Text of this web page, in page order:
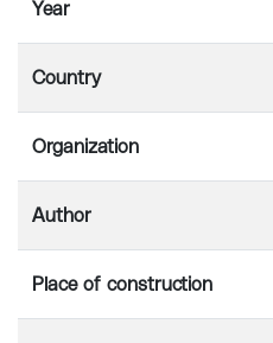
Year
Country
Organization
Author
Place of construction